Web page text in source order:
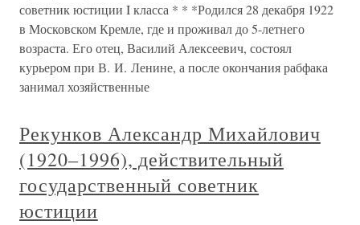
советник юстиции I класса * * *Родился 28 декабря 1922
в Московском Кремле, где и проживал до 5-летнего
возраста. Его отец, Василий Алексеевич, состоял
курьером при В. И. Ленине, а после окончания рабфака
занимал хозяйственные
Рекунков Александр Михайлович
(1920–1996), действительный
государственный советник
юстиции